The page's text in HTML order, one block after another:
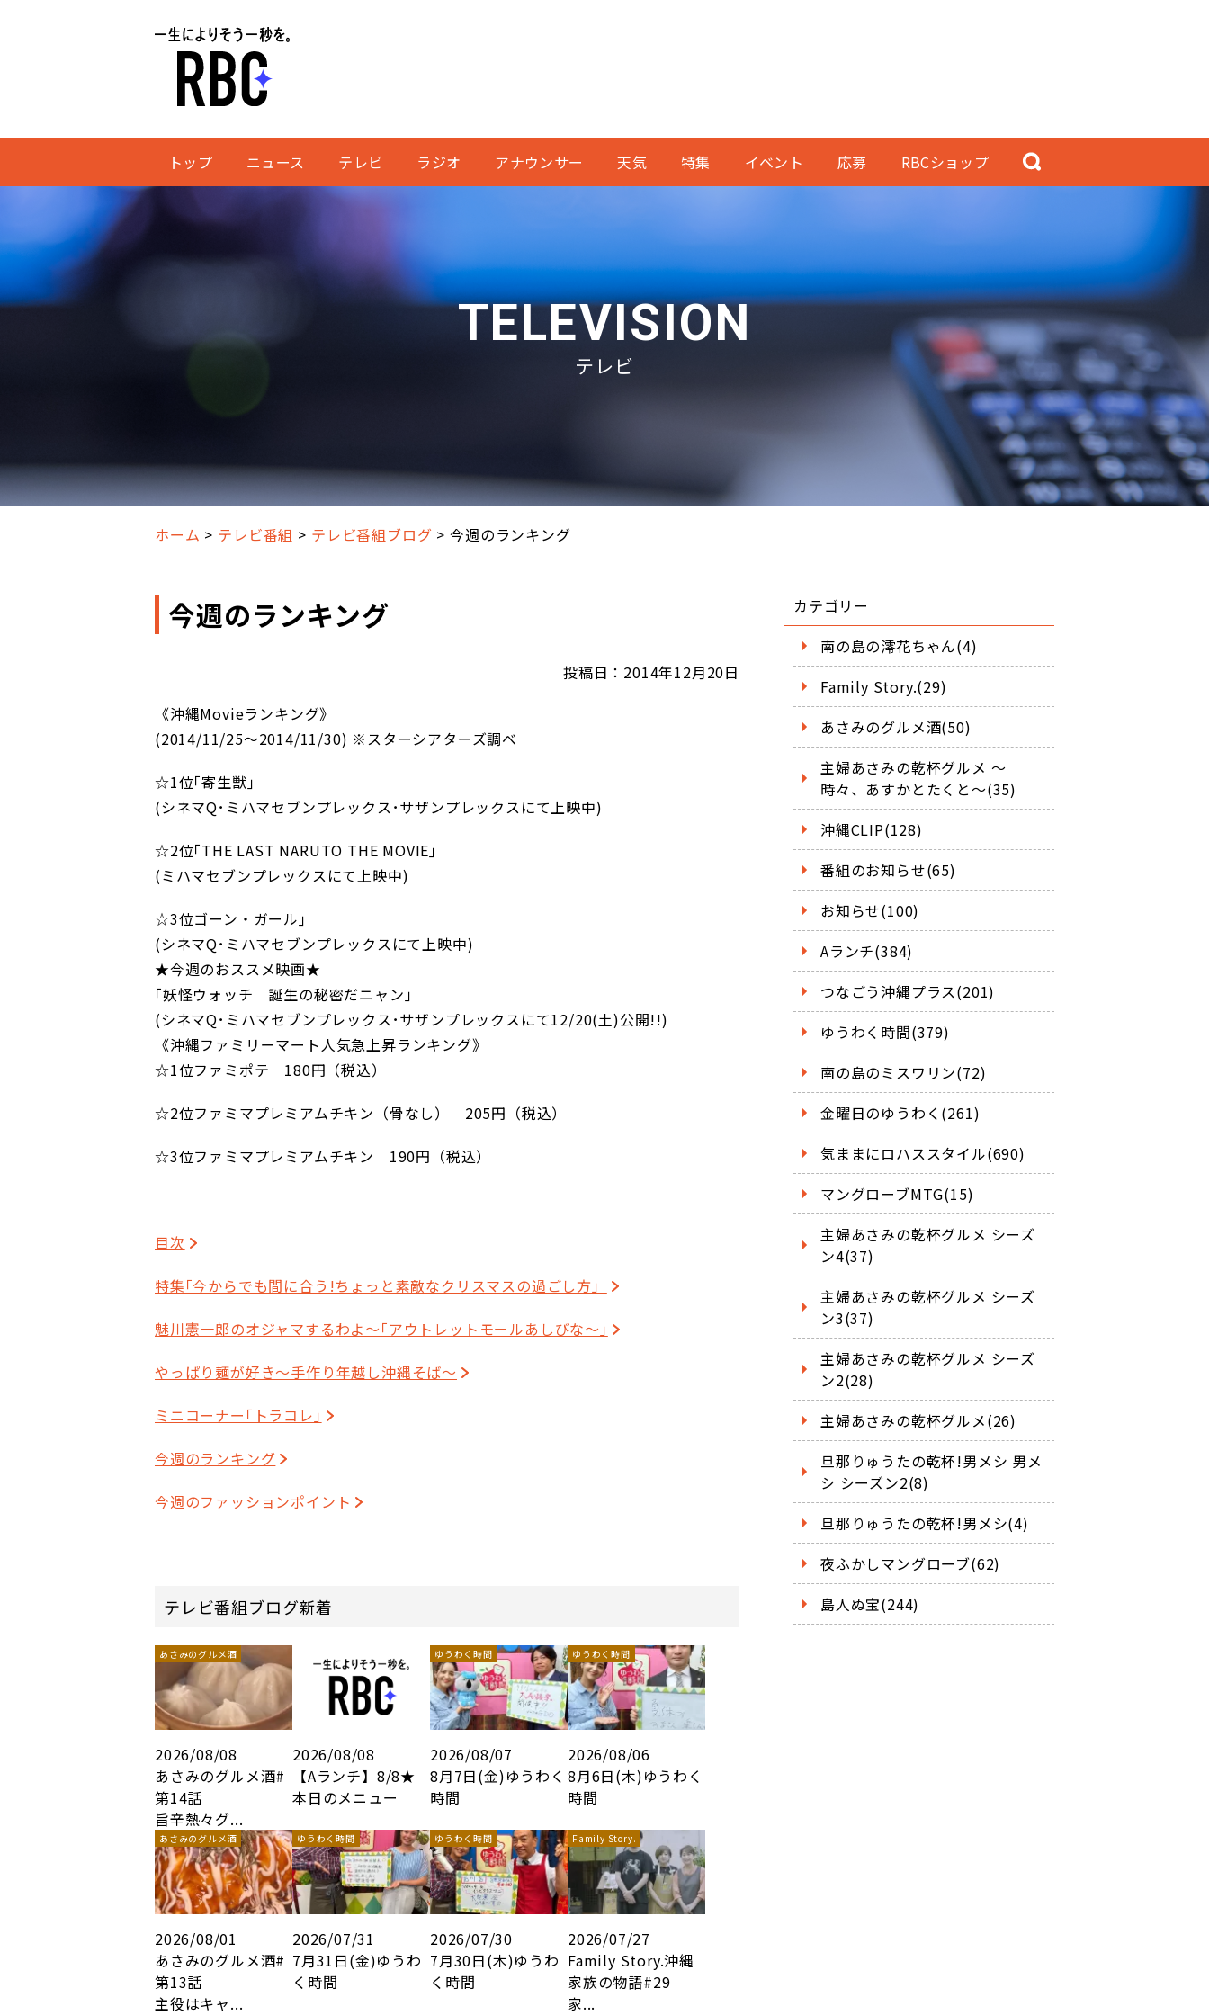
トップ ニュース テレビ ラジオ アナウンサー 天気 特集 イベント 応募 RBCショップ
TELEVISION
テレビ
ホーム テレビ番組 テレビ番組ブログ 今週のランキング
今週のランキング
投稿日：2014年12月20日
《沖縄Movieランキング》
(2014/11/25～2014/11/30) ※スターシアターズ調べ
☆1位｢寄生獣｣
(シネマQ･ミハマセブンプレックス･サザンプレックスにて上映中)
☆2位｢THE LAST NARUTO THE MOVIE｣
(ミハマセブンプレックスにて上映中)
☆3位ゴーン・ガール｣
(シネマQ･ミハマセブンプレックスにて上映中)
★今週のおススメ映画★
｢妖怪ウォッチ 誕生の秘密だニャン｣
(シネマQ･ミハマセブンプレックス･サザンプレックスにて12/20(土)公開!!)
《沖縄ファミリーマート人気急上昇ランキング》
☆1位ファミポテ 180円（税込）
☆2位ファミマプレミアムチキン（骨なし） 205円（税込）
☆3位ファミマプレミアムチキン 190円（税込）
目次
特集｢今からでも間に合う!ちょっと素敵なクリスマスの過ごし方」
魅川憲一郎のオジャマするわよ～｢アウトレットモールあしびな～｣
やっぱり麺が好き～手作り年越し沖縄そば～
ミニコーナー｢トラコレ｣
今週のランキング
今週のファッションポイント
テレビ番組ブログ新着
あさみのグルメ酒
2026/08/08
あさみのグルメ酒#
第14話
旨辛熱々グ...
2026/08/08
【Aランチ】8/8★
本日のメニュー
ゆうわく時間
2026/08/07
8月7日(金)ゆうわく
時間
ゆうわく時間
2026/08/06
8月6日(木)ゆうわく
時間
あさみのグルメ酒
2026/08/01
あさみのグルメ酒#
第13話
主役はキャ...
ゆうわく時間
2026/07/31
7月31日(金)ゆうわ
く時間
ゆうわく時間
2026/07/30
7月30日(木)ゆうわ
く時間
Family Story.
2026/07/27
Family Story.沖縄
家族の物語#29
家...
カテゴリー
南の島の澪花ちゃん(4)
Family Story.(29)
あさみのグルメ酒(50)
主婦あさみの乾杯グルメ ～
時々、あすかとたくと～(35)
沖縄CLIP(128)
番組のお知らせ(65)
お知らせ(100)
Aランチ(384)
つなごう沖縄プラス(201)
ゆうわく時間(379)
南の島のミスワリン(72)
金曜日のゆうわく(261)
気ままにロハススタイル(690)
マングローブMTG(15)
主婦あさみの乾杯グルメ シーズ
ン4(37)
主婦あさみの乾杯グルメ シーズ
ン3(37)
主婦あさみの乾杯グルメ シーズ
ン2(28)
主婦あさみの乾杯グルメ(26)
旦那りゅうたの乾杯!男メシ 男メ
シ シーズン2(8)
旦那りゅうたの乾杯!男メシ(4)
夜ふかしマングローブ(62)
島人ぬ宝(244)